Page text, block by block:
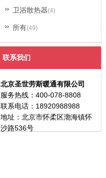
卫浴散热器(4)
所有(49)
联系我们
北京圣世劳斯暖通有限公司
服务热线：400-078-8808
联系电话：18920988988
地址：北京市怀柔区渤海镇怀
沙路536号